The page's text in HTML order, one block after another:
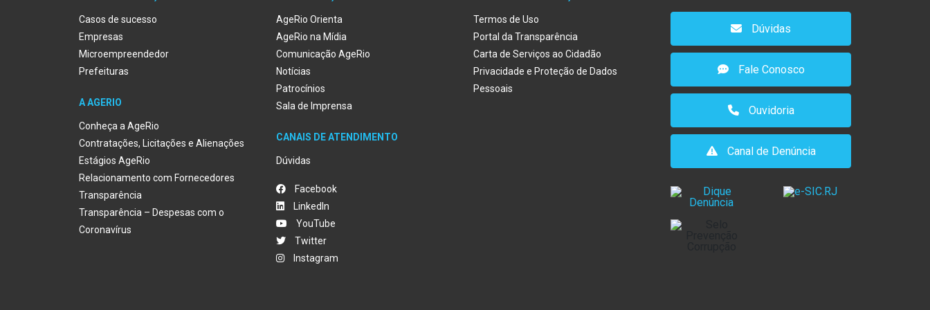
Casos de sucesso
Empresas
Microempreendedor
Prefeituras
A AGERIO
Conheça a AgeRio
Contratações, Licitações e Alienações
Estágios AgeRio
Relacionamento com Fornecedores
Transparência
Transparência – Despesas com o
Coronavírus
AgeRio Orienta
AgeRio na Mídia
Comunicação AgeRio
Notícias
Patrocínios
Sala de Imprensa
CANAIS DE ATENDIMENTO
Dúvidas
Facebook
LinkedIn
YouTube
Twitter
Instagram
Termos de Uso
Portal da Transparência
Carta de Serviços ao Cidadão
Privacidade e Proteção de Dados
Pessoais
Dúvidas
Fale Conosco
Ouvidoria
Canal de Denúncia